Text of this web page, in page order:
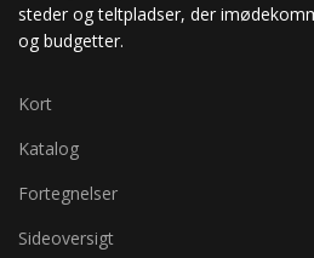
steder og teltpladser, der
og budgetter.
Kort
Katalog
Fortegnelser
Sideoversigt